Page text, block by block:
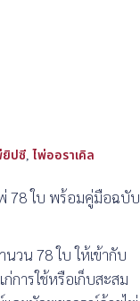
ยิปซี,ไพ่ออราเคิล
พ่ 78 ใบ พร้อมคู่มือฉบับ
วน 78 ใบ ให้เข้ากับ
การใช้หรือเก็บสะสม